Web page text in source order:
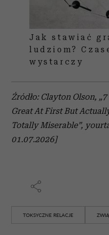
Jak stawiać
ludziom?
wystarczy
Źródło: Clayton Olson,
Great At First But
Totally Miserable”,
01.07.2026]
TOKSYCZNE RELACJE